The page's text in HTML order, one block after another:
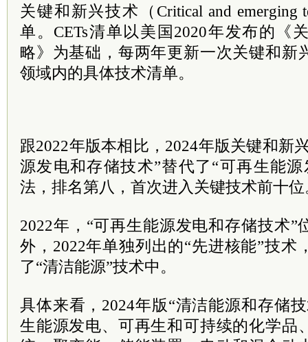
关键和新兴技术（Critical and emerging
单。CETs清单以美国2020年发布的《
略》为基础，每两年更新一次关键和新
领域内的具体技术清单。
跟2022年版本相比，2024年版关键和新
源发电和存储技术”替代了“可再生能
法，排名第八，首次进入关键技术前十
2022年，“可再生能源发电和存储技术”
外，2022年单独列出的“先进核能”技术
了“清洁能源”技术中。
具体来看，2024年版“清洁能源和存储
生能源发电、可再生和可持续的化学品